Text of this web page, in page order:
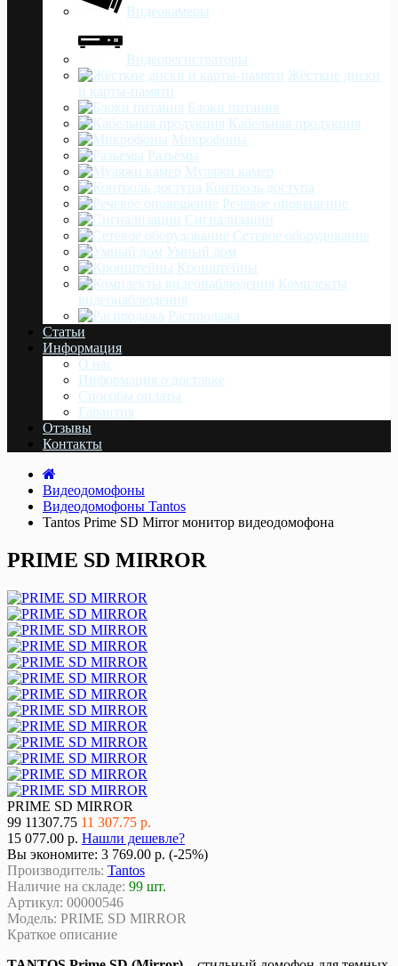
Видеокамеры
Видеорегистраторы
Жёсткие диски
и карты-памяти
Блоки питания
Кабельная продукция
Микрофоны
Разъёмы
Муляжи камер
Контроль доступа
Речевое оповещение
Сигнализации
Сетевое оборудование
Умный дом
Кронштейны
Комплекты
видеонаблюдения
Распродажа
Статьи
Информация
О нас
Информация о доставке
Cпособы оплаты
Гарантия
Отзывы
Контакты
Видеодомофоны
Видеодомофоны Tantos
Tantos Prime SD Mirror монитор видеодомофона
PRIME SD MIRROR
PRIME SD MIRROR
99 11307.75 11 307.75 р.
15 077.00 р. Нашли дешевле?
Вы экономите: 3 769.00 р. (-25%)
Производитель: Tantos
Наличие на складе: 99 шт.
Артикул: 00000546
Модель: PRIME SD MIRROR
Краткое описание